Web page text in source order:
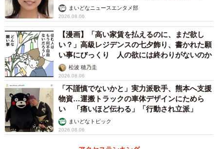
「こんな形が理想的」と感じる出会い方（提供画像）
この「偶然・自然な出会い」とはどのような出会い方なの
か、「こんな形が理想的」と感じる出会い方を聞いたとこ
ろ、「友人・知人との集まりで自然に知り合う」
（38.3％）、「職場や仕事関係で知り合う」（37.1％）、
まいどなニュースエンタメ部
2026.08.06
【漫画】「高い家賃を払えるのに、まだ欲し
い？」高級レジデンスの七夕飾り、書かれた願
い事にびっくり 人の欲には終わりがないのか
松波 穂乃圭
2026.08.06
「不謹慎でないかと」実力派歌手、熊本へ支援
物資…運搬トラックの車体デザインにためら
い 「痛いほど伝わる」「行動され立派」
まいどなトピック
2026.08.06